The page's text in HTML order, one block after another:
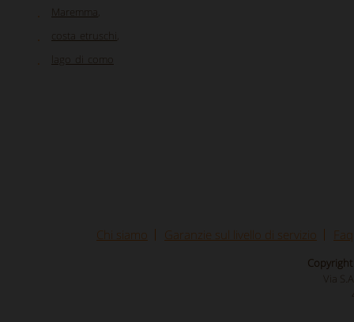
Maremma
costa_etruschi
lago_di_como
Chi siamo Garanzie sul livello di servizio Faq
Via